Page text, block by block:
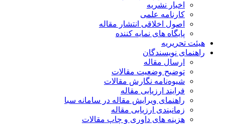
اخبار نشریه
کارنامه علمی
اصول اخلاقی انتشار مقاله
پایگاه های نمایه کننده
هیئت تحریریه
راهنمای نویسندگان
ارسال مقاله
توضیح وضعیت مقالات
شیوه‌نامه نگارش مقالات
فرایند ارزیابی مقاله
راهنمای ویرایش مقاله در سامانه سبا
زمانبندی ارزیابی مقاله
هزینه های داوری و چاپ مقالات